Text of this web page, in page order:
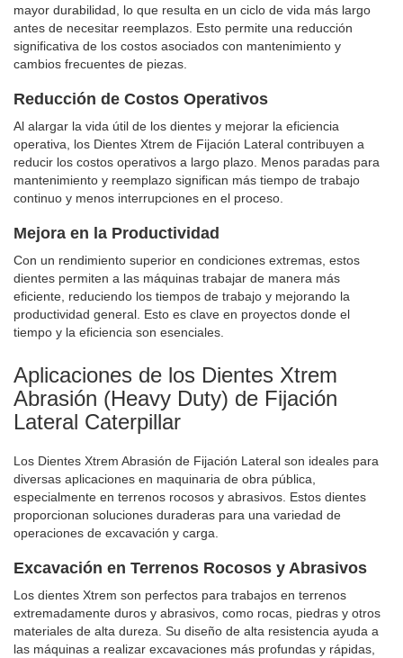
mayor durabilidad, lo que resulta en un ciclo de vida más largo
antes de necesitar reemplazos. Esto permite una reducción
significativa de los costos asociados con mantenimiento y
cambios frecuentes de piezas.
Reducción de Costos Operativos
Al alargar la vida útil de los dientes y mejorar la eficiencia
operativa, los Dientes Xtrem de Fijación Lateral contribuyen a
reducir los costos operativos a largo plazo. Menos paradas para
mantenimiento y reemplazo significan más tiempo de trabajo
continuo y menos interrupciones en el proceso.
Mejora en la Productividad
Con un rendimiento superior en condiciones extremas, estos
dientes permiten a las máquinas trabajar de manera más
eficiente, reduciendo los tiempos de trabajo y mejorando la
productividad general. Esto es clave en proyectos donde el
tiempo y la eficiencia son esenciales.
Aplicaciones de los Dientes Xtrem
Abrasión (Heavy Duty) de Fijación
Lateral Caterpillar
Los Dientes Xtrem Abrasión de Fijación Lateral son ideales para
diversas aplicaciones en maquinaria de obra pública,
especialmente en terrenos rocosos y abrasivos. Estos dientes
proporcionan soluciones duraderas para una variedad de
operaciones de excavación y carga.
Excavación en Terrenos Rocosos y Abrasivos
Los dientes Xtrem son perfectos para trabajos en terrenos
extremadamente duros y abrasivos, como rocas, piedras y otros
materiales de alta dureza. Su diseño de alta resistencia ayuda a
las máquinas a realizar excavaciones más profundas y rápidas,